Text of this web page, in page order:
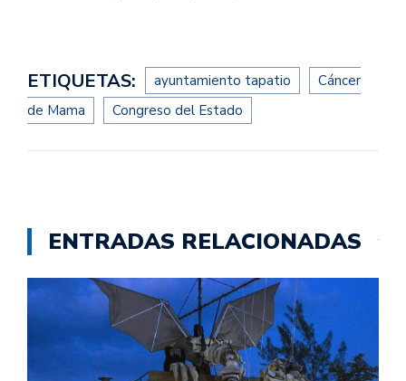
ETIQUETAS: ayuntamiento tapatio
Cáncer
de Mama
Congreso del Estado
ENTRADAS RELACIONADAS